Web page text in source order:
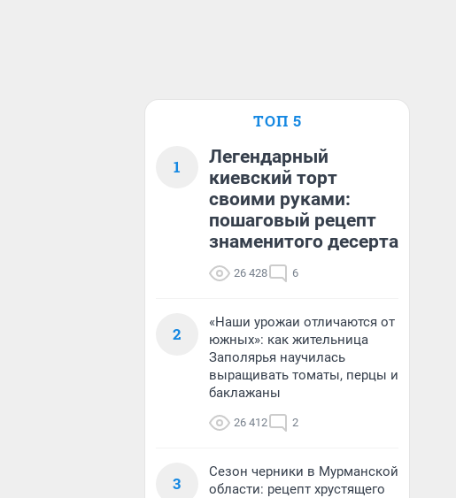
ТОП 5
1
Легендарный
киевский торт
своими руками:
пошаговый рецепт
знаменитого десерта
26 428 6
2
«Наши урожаи отличаются от
южных»: как жительница
Заполярья научилась
выращивать томаты, перцы и
баклажаны
26 412 2
3
Сезон черники в Мурманской
области: рецепт хрустящего